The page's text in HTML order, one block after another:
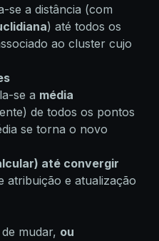
se a distância (com
) até todos os
ao cluster cujo
se a média
de todos os pontos
se torna o novo
até convergir
atribuição e atualização
mudar, ou